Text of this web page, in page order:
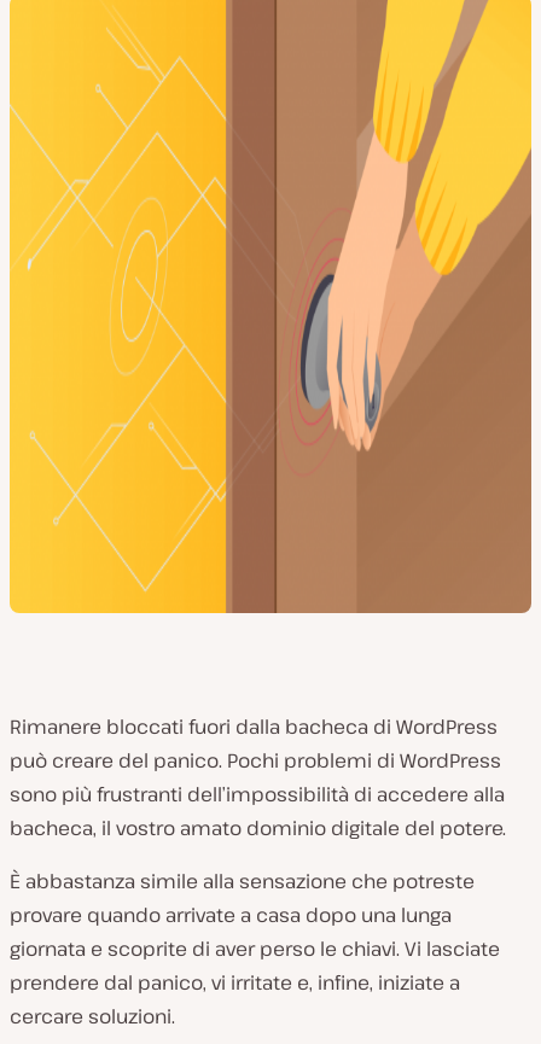
Rimanere bloccati fuori dalla bacheca di WordPress
può creare del panico. Pochi problemi di WordPress
sono più frustranti dell’impossibilità di accedere alla
bacheca, il vostro amato dominio digitale del potere.
È abbastanza simile alla sensazione che potreste
provare quando arrivate a casa dopo una lunga
giornata e scoprite di aver perso le chiavi. Vi lasciate
prendere dal panico, vi irritate e, infine, iniziate a
cercare soluzioni.